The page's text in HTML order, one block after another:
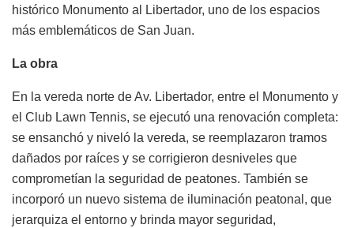
histórico Monumento al Libertador, uno de los espacios
más emblemáticos de San Juan.
La obra
En la vereda norte de Av. Libertador, entre el Monumento y
el Club Lawn Tennis, se ejecutó una renovación completa:
se ensanchó y niveló la vereda, se reemplazaron tramos
dañados por raíces y se corrigieron desniveles que
comprometían la seguridad de peatones. También se
incorporó un nuevo sistema de iluminación peatonal, que
jerarquiza el entorno y brinda mayor seguridad,